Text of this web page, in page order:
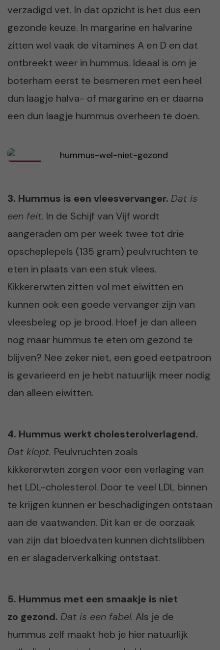
verzadigd vet. In dat opzicht is het dus een
gezonde keuze. In margarine en halvarine
zitten wel vaak de vitamines A en D en dat
ontbreekt weer in hummus. Ideaal is om je
boterham eerst te besmeren met een heel
dun laagje halva- of margarine en er daarna
een dun laagje hummus overheen te doen.
3. Hummus is een vleesvervanger. Dat is
een feit. In de Schijf van Vijf wordt
aangeraden om per week twee tot drie
opscheplepels (135 gram) peulvruchten te
eten in plaats van een stuk vlees.
Kikkererwten zitten vol met eiwitten en
kunnen ook een goede vervanger zijn van
vleesbeleg op je brood. Hoef je dan alleen
nog maar hummus te eten om gezond te
blijven? Nee zeker niet, een goed eetpatroon
is gevarieerd en je hebt natuurlijk meer nodig
dan alleen eiwitten.
4. Hummus werkt cholesterolverlagend.
Dat klopt. Peulvruchten zoals
kikkererwten zorgen voor een verlaging van
het LDL-cholesterol. Door te veel LDL binnen
te krijgen kunnen er beschadigingen ontstaan
aan de vaatwanden. Dit kan er de oorzaak
van zijn dat bloedvaten kunnen dichtslibben
en er slagaderverkalking ontstaat.
5. Hummus met een smaakje is niet
zo gezond. Dat is een fabel. Als je de
hummus zelf maakt heb je hier natuurlijk